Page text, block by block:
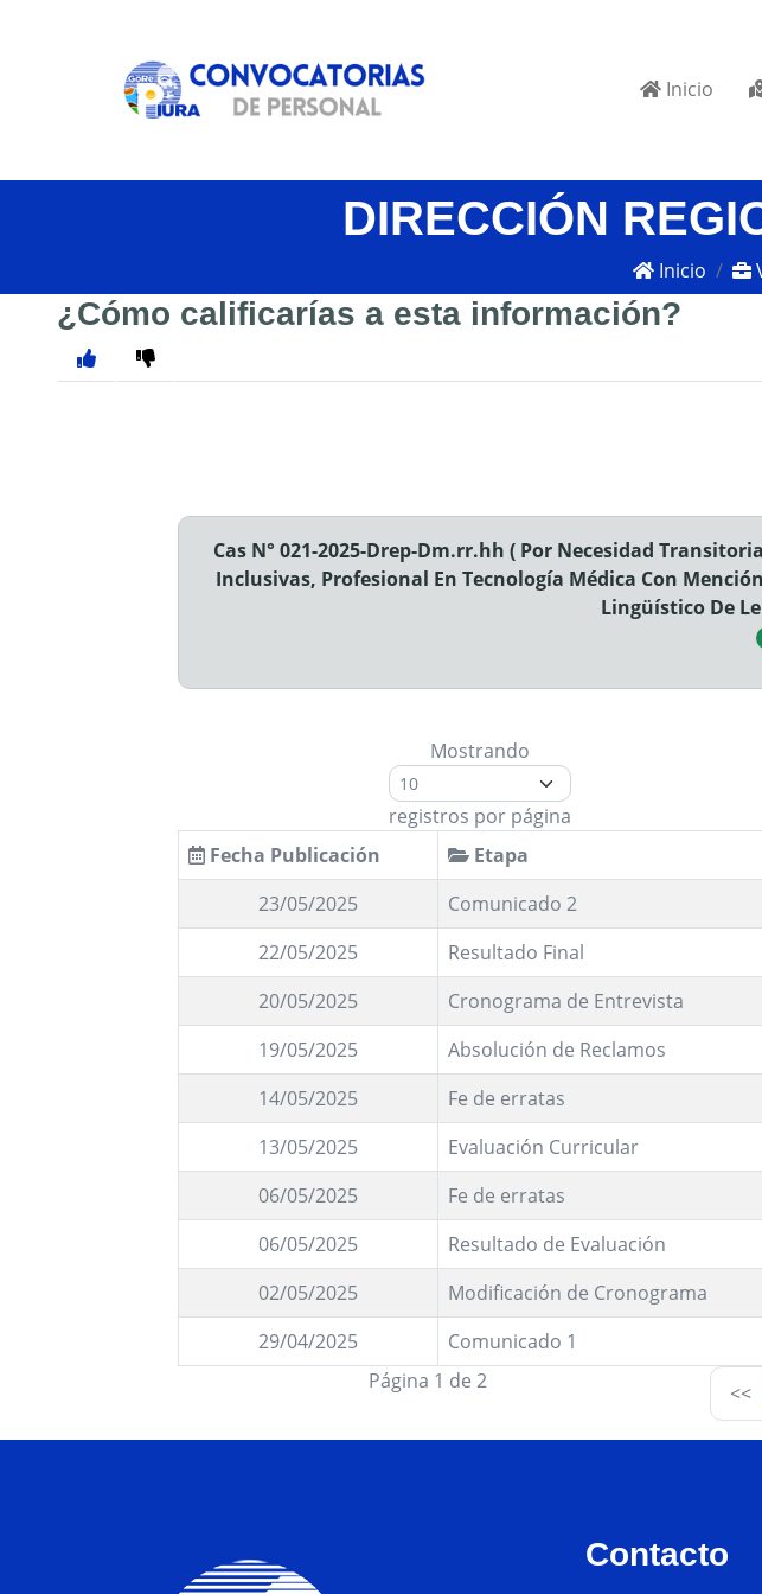
Inicio
DIRECCIÓN
Inicio
¿Cómo calificarías a esta información?
Cas N° 021-2025-Drep-Dm.rr.hh ( Por Necesidad
Inclusivas, Profesional En Tecnología Médica Con
Lingüístico De
Mostrando
registros por página
Fecha Publicación Etapa
23/05/2025
Comunicado 2
22/05/2025
Resultado Final
20/05/2025
Cronograma de Entrevista
19/05/2025
Absolución de Reclamos
14/05/2025
Fe de erratas
13/05/2025
Evaluación Curricular
06/05/2025
Fe de erratas
06/05/2025
Resultado de Evaluación
02/05/2025
Modificación de Cronograma
29/04/2025
Comunicado 1
Página 1 de 2
<<
Contacto